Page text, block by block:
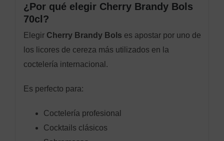
¿Por qué elegir Cherry Brandy Bols
70cl?
Elegir Cherry Brandy Bols es apostar por uno de
los licores de cereza más utilizados en la
coctelería internacional.
Es perfecto para:
Coctelería profesional
Cocktails clásicos